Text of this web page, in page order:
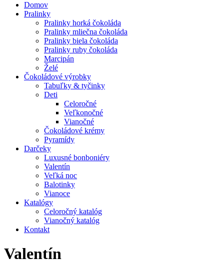
Domov
Pralinky
Pralinky horká čokoláda
Pralinky mliečna čokoláda
Pralinky biela čokoláda
Pralinky ruby čokoláda
Marcipán
Želé
Čokoládové výrobky
Tabuľky & tyčinky
Deti
Celoročné
Veľkonočné
Vianočné
Čokoládové krémy
Pyramídy
Darčeky
Luxusné bonboniéry
Valentín
Veľká noc
Balotinky
Vianoce
Katalógy
Celoročný katalóg
Vianočný katalóg
Kontakt
Valentín